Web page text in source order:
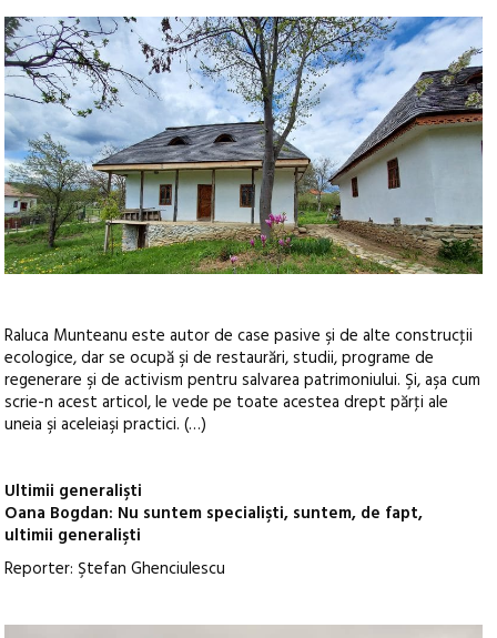
Raluca Munteanu este autor de case pasive şi de alte construcţii
ecologice, dar se ocupă şi de restaurări, studii, programe de
regenerare şi de activism pentru salvarea patrimoniului. Şi, aşa cum
scrie-n acest articol, le vede pe toate acestea drept părţi ale
uneia şi aceleiaşi practici. (…)
Ultimii generalişti
Oana Bogdan: Nu suntem specialişti, suntem, de fapt,
ultimii generalişti
Reporter: Ştefan Ghenciulescu